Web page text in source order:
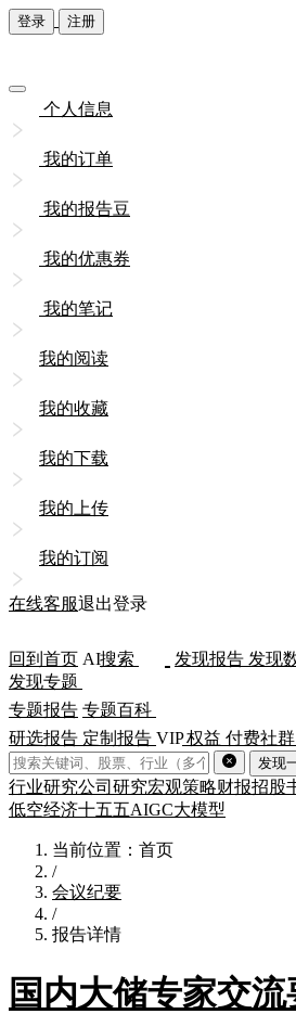
登录 注册
个人信息
我的订单
我的报告豆
我的优惠券
我的笔记
我的阅读
我的收藏
我的下载
我的上传
我的订阅
在线客服退出登录
回到首页 AI搜索 发现报告 发现
发现专题
专题报告 专题百科
研选报告 定制报告 VIP权益 付费社群
发现
行业研究公司研究宏观策略财报招股
低空经济十五五AIGC大模型
当前位置：首页
/
会议纪要
/
报告详情
国内大储专家交流